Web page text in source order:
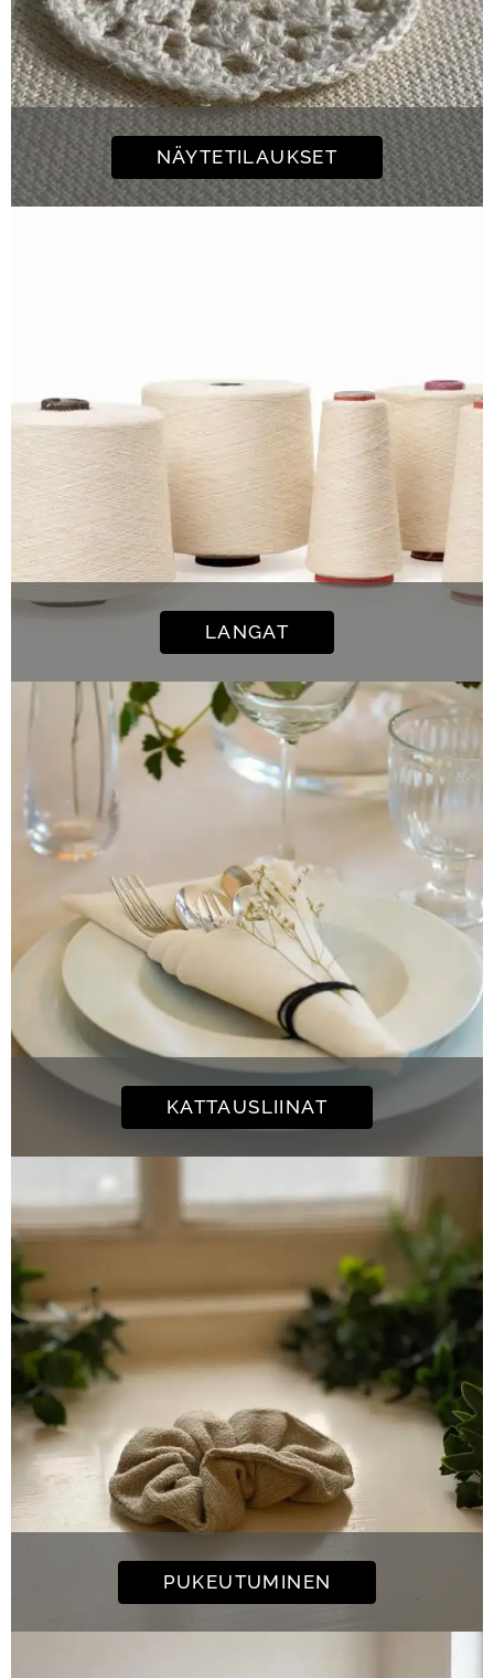
NÄYTETILAUKSET
LANGAT
KATTAUSLIINAT
PUKEUTUMINEN